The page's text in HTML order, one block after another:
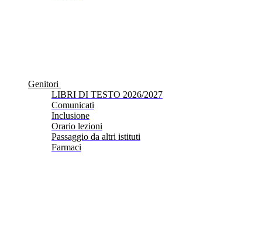
Genitori
LIBRI DI TESTO 2026/2027
Comunicati
Inclusione
Orario lezioni
Passaggio da altri istituti
Farmaci